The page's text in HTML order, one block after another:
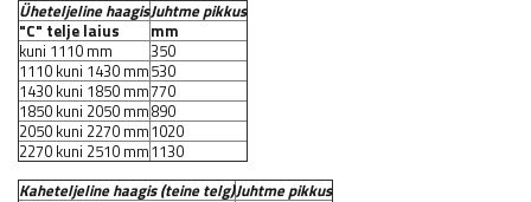
Üheteljeline haagisJuhtme pikkus
"C" telje laius
mm
kuni 1110 mm
350
1110 kuni 1430 mm530
1430 kuni 1850 mm770
1850 kuni 2050 mm890
2050 kuni 2270 mm1020
2270 kuni 2510 mm1130
Kaheteljeline haagis (teine telg)Juhtme pikkus